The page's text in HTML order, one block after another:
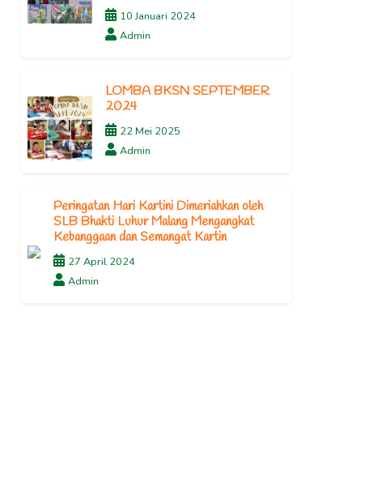
10 Januari 2024
Admin
LOMBA BKSN SEPTEMBER
2024
22 Mei 2025
Admin
Peringatan Hari Kartini Dimeriahkan oleh
SLB Bhakti Luhur Malang Mengangkat
Kebanggaan dan Semangat Kartin
27 April 2024
Admin